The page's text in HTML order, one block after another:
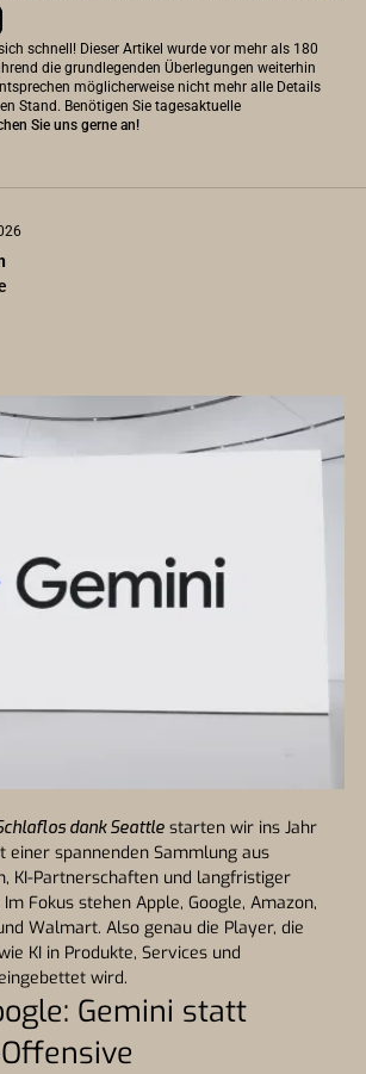
schnell! Dieser Artikel wurde vor mehr als 180
die grundlegenden Überlegungen weiterhin
möglicherweise nicht mehr alle Details
Stand. Benötigen Sie tagesaktuelle
Sie uns gerne an!
dank Seattle starten wir ins Jahr
einer spannenden Sammlung aus
KI-Partnerschaften und langfristiger
Fokus stehen Apple, Google, Amazon,
Walmart. Also genau die Player, die
KI in Produkte, Services und
wird.
Gemini statt